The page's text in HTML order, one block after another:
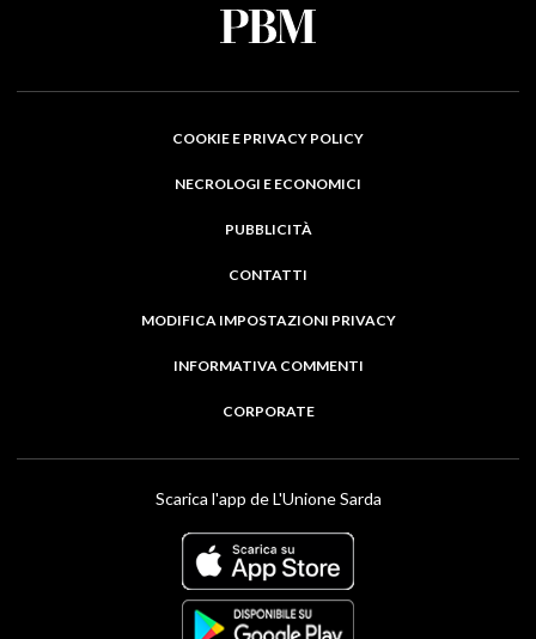
COOKIE E PRIVACY POLICY
NECROLOGI E ECONOMICI
PUBBLICITÀ
CONTATTI
MODIFICA IMPOSTAZIONI PRIVACY
INFORMATIVA COMMENTI
CORPORATE
Scarica l'app de L'Unione Sarda